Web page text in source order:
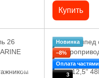
Купить
Новинка
−8%
Оплата частями
3